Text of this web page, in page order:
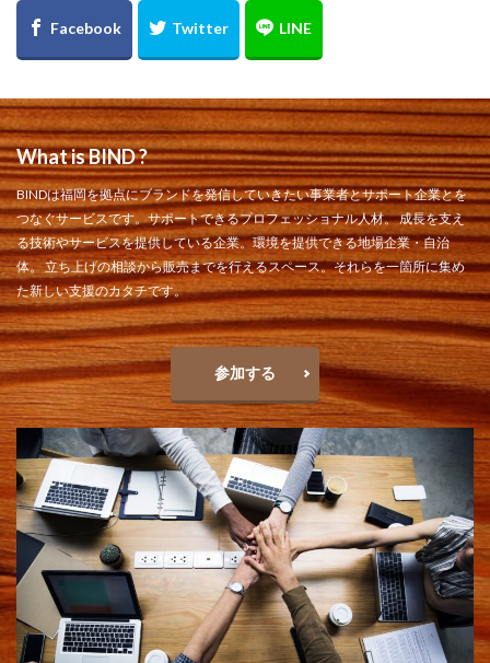
What is BIND ?
BINDは福岡を拠点にブランドを発信していきたい事業者とサポート企業とを
つなぐサービスです。サポートできるプロフェッショナル⼈材。 成⻑を⽀え
る技術やサービスを提供している企業。環境を提供できる地場企業・⾃治
体。 ⽴ち上げの相談から販売までを⾏えるスペース。それらを⼀箇所に集め
た新しい⽀援のカタチです。
参加する